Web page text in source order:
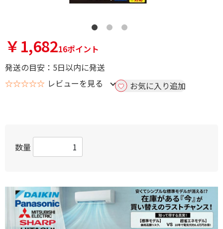
￥1,68216ポイント
発送の目安：5日以内に発送
☆☆☆☆☆ レビューを見る お気に入り追加
数量